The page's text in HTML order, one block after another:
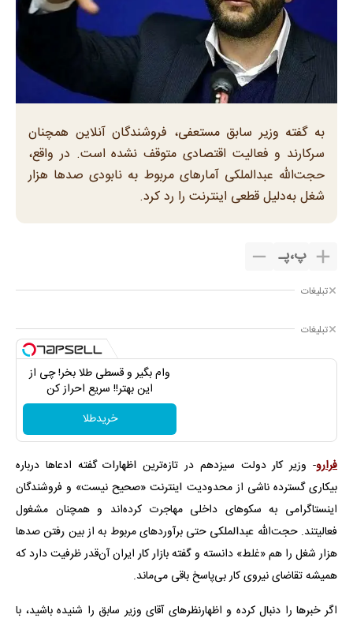
​به گفته وزیر سابق مستعفی، فروشندگان آنلاین همچنان
سرکارند و فعالیت اقتصادی متوقف نشده است. در واقع،
حجت‌الله عبدالملکی آمارهای مربوط به نابودی صدها هزار
شغل به‌دلیل قطعی اینترنت را رد کرد.
پ،پـ
تبلیغات
تبلیغات
وام بگیر و قسطی طلا بخر! چی از
این بهتر!! سریع احراز کن
خریدطلا
فرارو- وزیر کار دولت سیزدهم در تازه‌ترین اظهارات گفته ادعاها درباره
بیکاری گسترده ناشی از محدودیت اینترنت «صحیح نیست» و فروشندگان
اینستاگرامی به سکوهای داخلی مهاجرت کرده‌اند و همچنان مشغول
فعالیتند. حجت‌الله عبدالملکی حتی برآوردهای مربوط به از بین رفتن صدها
هزار شغل را هم «غلط» دانسته و گفته بازار کار ایران آن‌قدر ظرفیت دارد که
همیشه تقاضای نیروی کار بی‌پاسخ باقی می‌ماند.
اگر خبرها را دنبال کرده و اظهارنظرهای آقای وزیر سابق را شنیده باشید، با